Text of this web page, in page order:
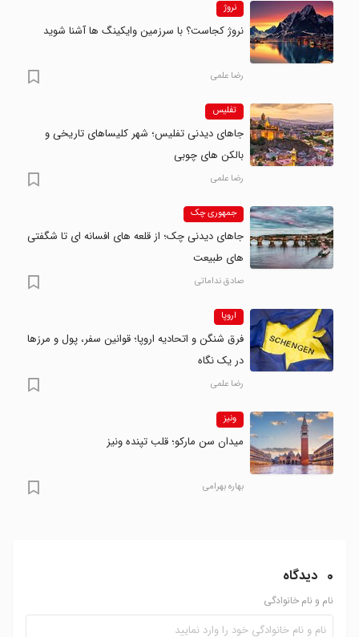
نروژ
نروژ کجاست؟ با سرزمین وایکینگ ها آشنا شوید
رضا علمی
تفلیس
جاهای دیدنی تفلیس؛ شهر کلیساهای تاریخی و
بالکن های چوبی
رضا علمی
جمهوری چک
جاهای دیدنی چک؛ از قلعه های افسانه ای تا شگفتی
های طبیعت
صادق نداماتی
اروپا
فرق شنگن و اتحادیه اروپا؛ قوانین سفر، پول و مرزها
در یک نگاه
رضا علمی
ونیز
میدان سن مارکو؛ قلب تپنده ونیز
بهاره بهرامی
0 دیدگاه
نام و نام خانوادگی